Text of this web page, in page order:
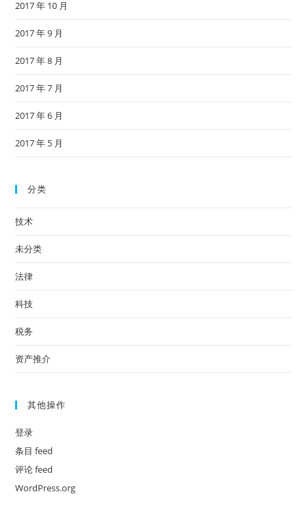
2017 年 10 月
2017 年 9 月
2017 年 8 月
2017 年 7 月
2017 年 6 月
2017 年 5 月
分类
技术
未分类
法律
科技
税务
资产推介
其他操作
登录
条目 feed
评论 feed
WordPress.org